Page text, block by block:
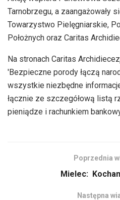
dźwiękowych
Tarnobrzegu, a zaangażowały
Towarzystwo Pielęgniarskie,
Położnych oraz Caritas
Na stronach Caritas
'Bezpieczne porody łączą
wszystkie niezbędne
łącznie ze szczegółową listą
pieniądze i rachunkiem
Poprzednia
Mielec:
Następna